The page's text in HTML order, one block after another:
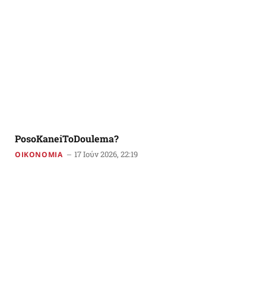
PosoKaneiToDoulema?
ΟΙΚΟΝΟΜΙΑ 17 Ιούν 2026, 22:19